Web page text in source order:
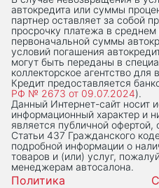
автокредита или суммы
партнер оставляет за собой
просрочку платежа в среднем
первоначальной суммы
условий погашения
могут быть переданы в
коллекторское агентство
Кредит предоставляется
РФ № 2673 от 09.07.2024).
Данный Интернет-сaйт носит
информационный характер и
является публичной
Статьи 437 Гражданского
подробной информации о
товаров и (или) услуг,
менеджерам автосалона.
Политика